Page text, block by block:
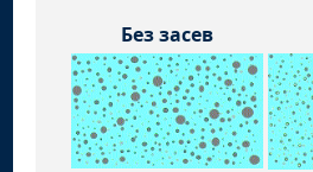
Без засев